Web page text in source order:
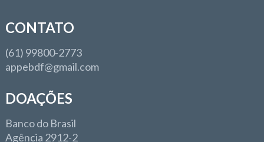
CONTATO
(61) 99800-2773
appebdf@gmail.com
DOAÇÕES
Banco do Brasil
Agência 2912-2